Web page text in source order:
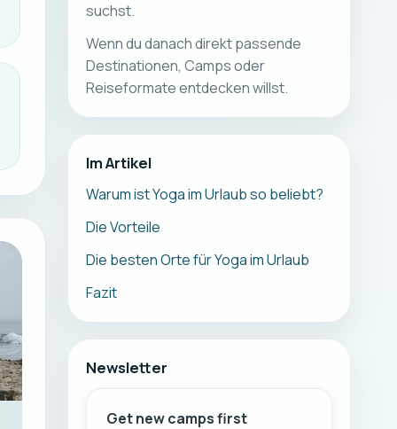
suchst.
Wenn du danach direkt passende
Destinationen, Camps oder
Reiseformate entdecken willst.
Im Artikel
Warum ist Yoga im Urlaub so beliebt?
Die Vorteile
Die besten Orte für Yoga im Urlaub
Fazit
Newsletter
Get new camps first